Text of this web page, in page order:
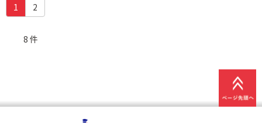
1
u
2
8 件